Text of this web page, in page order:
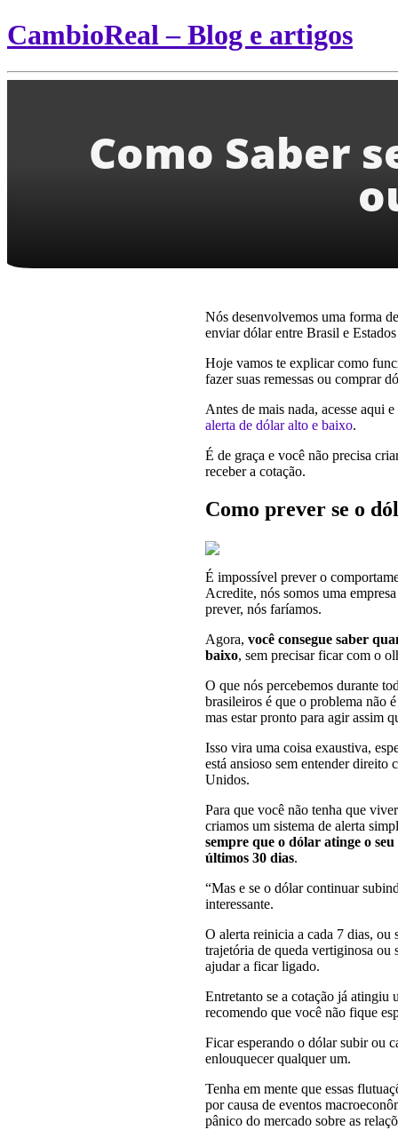
CambioReal – Blog e artigos
Como Saber
Nós desenvolvemos uma forma
enviar dólar entre Brasil e
Hoje vamos te explicar como
fazer suas remessas ou comprar
Antes de mais nada, acesse aqui
alerta de dólar alto e baixo.
É de graça e você não precisa
receber a cotação.
Como prever se o
É impossível prever o
Acredite, nós somos uma
prever, nós faríamos.
Agora, você consegue saber
baixo, sem precisar ficar com o
O que nós percebemos durante
brasileiros é que o problema não
mas estar pronto para agir assim
Isso vira uma coisa exaustiva,
está ansioso sem entender direito
Unidos.
Para que você não tenha que
criamos um sistema de alerta
sempre que o dólar atinge o
últimos 30 dias.
“Mas e se o dólar continuar
interessante.
O alerta reinicia a cada 7 dias, ou
trajetória de queda vertiginosa ou
ajudar a ficar ligado.
Entretanto se a cotação já atingiu
recomendo que você não fique
Ficar esperando o dólar subir ou
enlouquecer qualquer um.
Tenha em mente que essas
por causa de eventos
pânico do mercado sobre as